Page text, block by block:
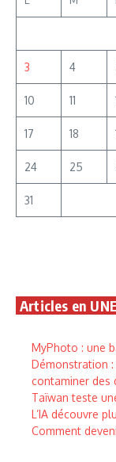
3 4
10 11
17 18
24 25
31
Articles en UNE
MyPhoto : une
Démonstration
contaminer des
Taïwan teste
L’IA découvre
Comment